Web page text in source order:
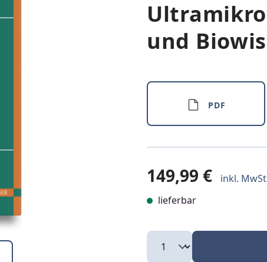
und
PDF
149,99 €
inkl.
lieferbar